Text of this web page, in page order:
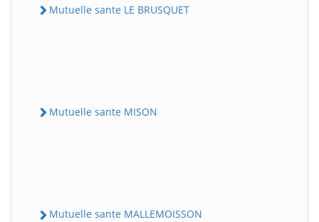
Mutuelle sante LE BRUSQUET
Mutuelle sante MISON
Mutuelle sante MALLEMOISSON